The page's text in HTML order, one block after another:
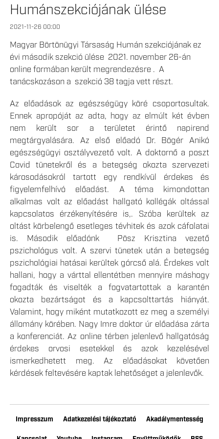
Humánszekciójának ülése
2021-11-26 00:00
Magyar Börtönügyi Társaság Humán szekciójának ez
évi második szekció ülése 2021. november 26-án
online formában került megrendezésre . A
tanácskozáson a szekció 38 tagja vett részt.
Az előadások az egészségügy köré csoportosultak.
Ennek apropóját az adta, hogy az elmúlt két évben
nem került sor a területet érintő napirend
megtárgyalására. Az első előadó Dr. Bögér Anikó
egészségügyi osztályvezető volt. A doktornő a poszt
Covid tünetekről és a betegség okozta szervezeti
károsodásokról tartott egy rendkívül érdekes és
figyelemfelhívó előadást. A téma kimondottan
alkalmas volt az előadást hallgató kollégák oltással
kapcsolatos érzékenyítésére is,. Szóba kerültek az
oltást körbelengő esetleges tévhitek és azok cáfolatai
is. Második előadónk Pösz Krisztina vezető
pszichológus volt. A szervi tünetek után a betegség
pszichológiai hatásai kerültek górcső alá. Érdekes volt
hallani, hogy a várttal ellentétben mennyire máshogy
fogadták és viselték a fogvatartottak a karantén
okozta bezártságot és a kapcsolttartás hiányát.
Valamint, hogy miként mutatkozott ez meg a személyi
állomány körében. Nagy Imre doktor úr előadása zárta
a konferenciát. Az online térben jelenlevő hallgatóság
érdekes orvosi esetekkel és azok kezelésével
ismerkedhetett meg. Az előadásokat követően
kérdések feltevésére kaptak lehetőséget a jelenlevők.
Impresszum Adatkezelési tájékoztató Akadálymentesség